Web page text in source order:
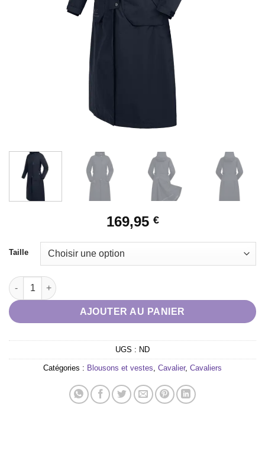
169,95 €
Taille
quantité de Manteau de pluie imperméable Fehmarn bleu
AJOUTER AU PANIER
UGS : ND
Catégories : Blousons et vestes Cavalier, Cavaliers